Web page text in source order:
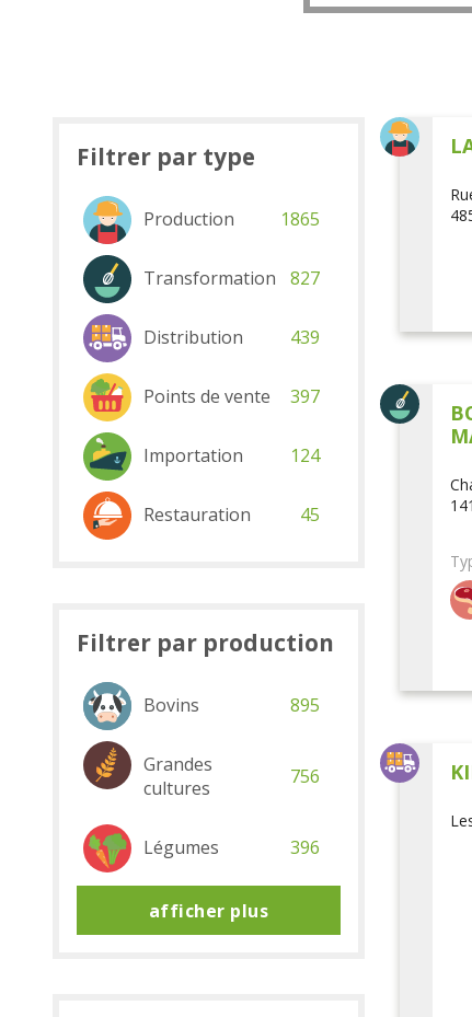
Filtrer par type
Production 1865
Transformation 827
Distribution 439
Points de vente 397
Importation 124
Restauration 45
Filtrer par production
Bovins 895
Grandes
cultures
756
Légumes 396
afficher plus